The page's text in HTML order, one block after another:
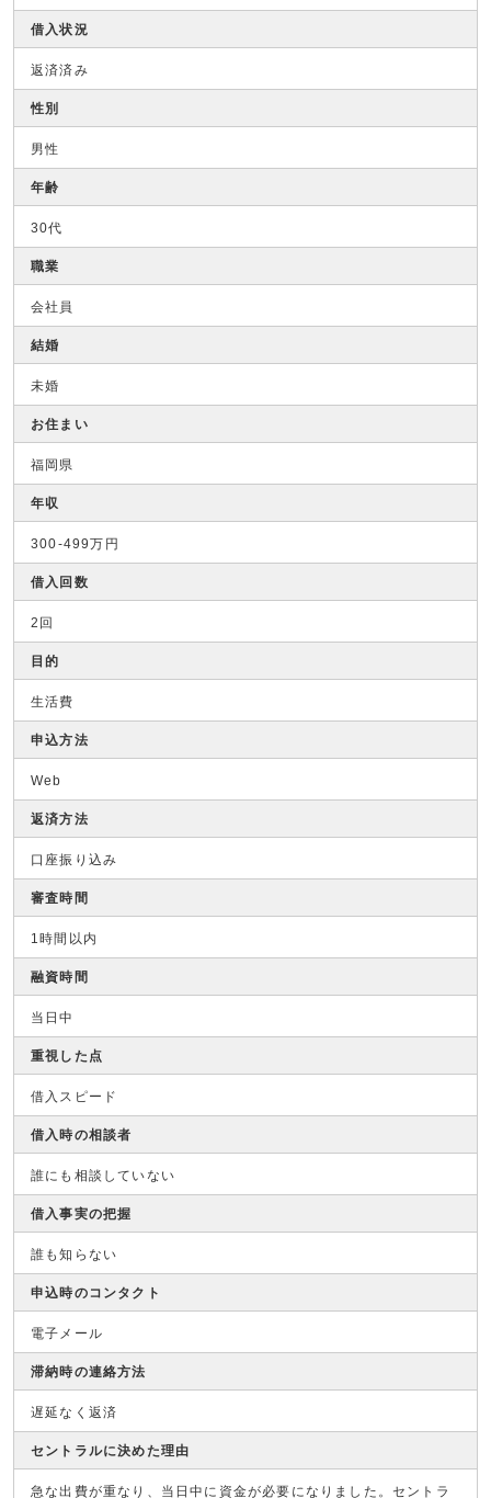
借入状況
返済済み
性別
男性
年齢
30代
職業
会社員
結婚
未婚
お住まい
福岡県
年収
300-499万円
借入回数
2回
目的
生活費
申込方法
Web
返済方法
口座振り込み
審査時間
1時間以内
融資時間
当日中
重視した点
借入スピード
借入時の相談者
誰にも相談していない
借入事実の把握
誰も知らない
申込時のコンタクト
電子メール
滞納時の連絡方法
遅延なく返済
セントラルに決めた理由
急な出費が重なり、当日中に資金が必要になりました。セントラ